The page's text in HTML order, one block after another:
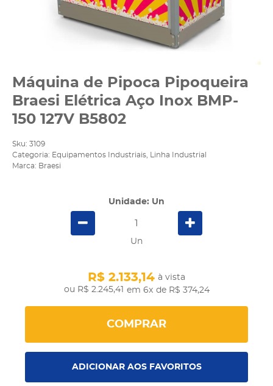
Máquina de Pipoca Pipoqueira
Braesi Elétrica Aço Inox BMP-
150 127V B5802
Sku: 3109
Categoria: Equipamentos Industriais
Linha Industrial
Marca: Braesi
Unidade: Un
Un
R$ 2.245,41
R$ 2.133,14 à vista
em 6x de R$ 374,24
COMPRAR
ADICIONAR AOS FAVORITOS